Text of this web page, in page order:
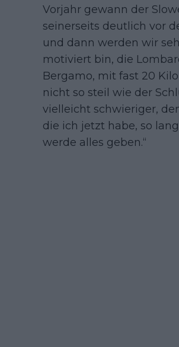
Vorjahr gewann der
seinerseits deutlich vor
und dann werden wir
motiviert bin, die
Bergamo, mit fast 20
nicht so steil wie der
vielleicht schwieriger,
die ich jetzt habe, so
werde alles geben.“